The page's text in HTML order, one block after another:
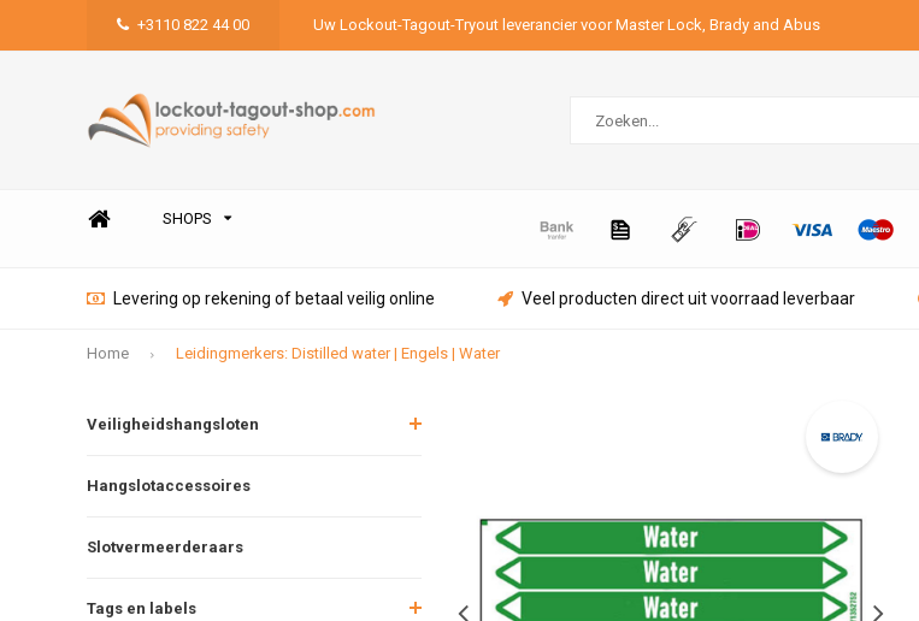
+3110 822 44 00 Uw Lockout-Tagout-Tryout leverancier voor Master Lock, Brady and Abus
SHOPS
Levering op rekening of betaal veilig online Veel producten direct uit voorraad leverbaar
Home Leidingmerkers: Distilled water | Engels | Water
Veiligheidshangsloten
Hangslotaccessoires
Slotvermeerderaars
Tags en labels